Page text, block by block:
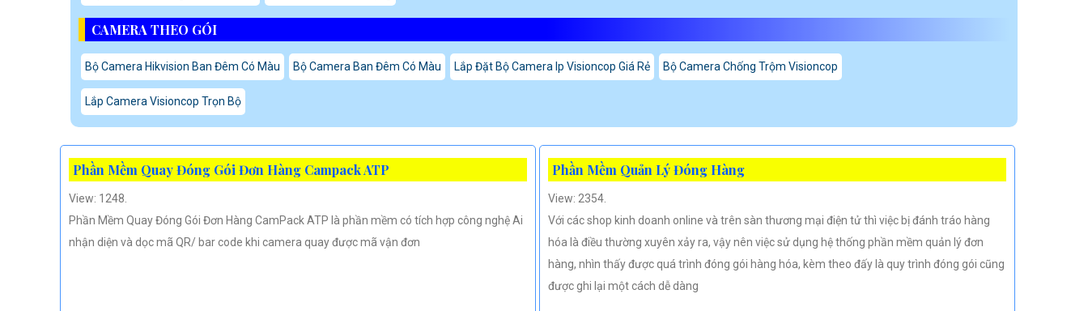
CAMERA THEO GÓI
Bộ Camera Hikvision Ban Đêm Có Màu Bộ Camera Ban Đêm Có Màu Lắp Đặt Bộ Camera Ip Visioncop Giá Rẻ Bộ Camera Chống Trộm Visioncop
Lắp Camera Visioncop Trọn Bộ
Phần Mềm Quay Đóng Gói Đơn Hàng Campack ATP
View: 1248.
Phần Mềm Quay Đóng Gói Đơn Hàng CamPack ATP là phần mềm có tích hợp công nghệ Ai
nhận diện và dọc mã QR/ bar code khi camera quay được mã vận đơn
Phần Mềm Quản Lý Đóng Hàng
View: 2354.
Với các shop kinh doanh online và trên sàn thương mại điện tử thì việc bị đánh tráo hàng
hóa là điều thường xuyên xảy ra, vậy nên việc sử dụng hệ thống phần mềm quản lý đơn
hàng, nhìn thấy được quá trình đóng gói hàng hóa, kèm theo đấy là quy trình đóng gói cũng
được ghi lại một cách dễ dàng